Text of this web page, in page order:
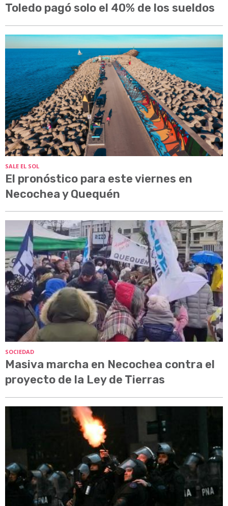
Toledo pagó solo el 40% de los sueldos
SALE EL SOL
El pronóstico para este viernes en
Necochea y Quequén
SOCIEDAD
Masiva marcha en Necochea contra el
proyecto de la Ley de Tierras